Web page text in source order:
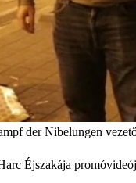
der Nibelungen
Éjszakája